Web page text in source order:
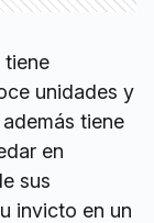
tiene
unidades y
tiene
en
sus
invicto en un